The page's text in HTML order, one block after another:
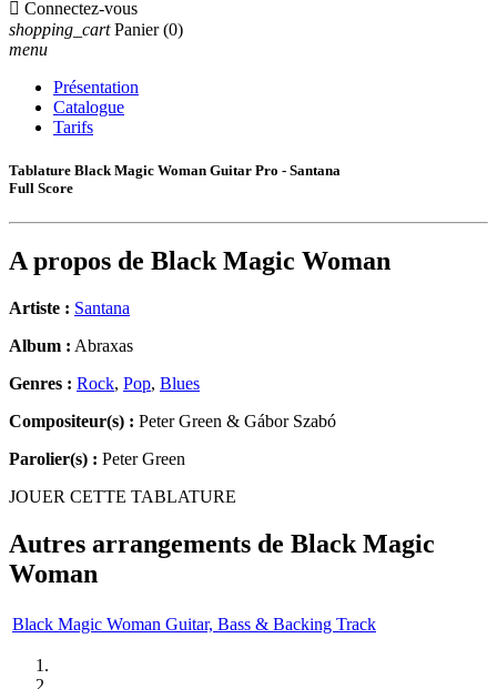
 Connectez-vous
shopping_cart Panier (0)
menu
Présentation
Catalogue
Tarifs
Tablature Black Magic Woman Guitar Pro - Santana
Full Score
A propos de Black Magic Woman
Artiste : Santana
Album : Abraxas
Genres : Rock, Pop, Blues
Compositeur(s) : Peter Green & Gábor Szabó
Parolier(s) : Peter Green
JOUER CETTE TABLATURE
Autres arrangements de Black Magic
Woman
Black Magic Woman Guitar, Bass & Backing Track